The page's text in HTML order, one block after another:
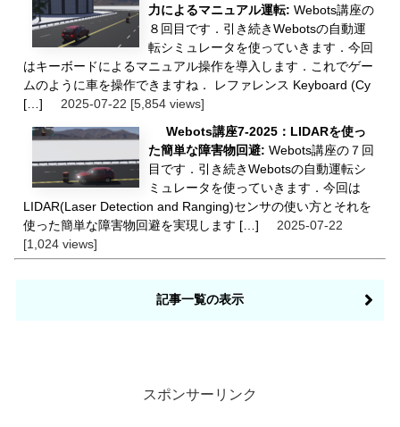
力によるマニュアル運転: Webots講座の
８回目です．引き続きWebotsの自動運
転シミュレータを使っていきます．今回
はキーボードによるマニュアル操作を導入します．これでゲー
ムのように車を操作できますね． レファレンス Keyboard (Cy
[…]
2025-07-22 [5,854 views]
Webots講座7-2025：LIDARを使っ
た簡単な障害物回避: Webots講座の７回
目です．引き続きWebotsの自動運転シ
ミュレータを使っていきます．今回は
LIDAR(Laser Detection and Ranging)センサの使い方とそれを
使った簡単な障害物回避を実現します […]
2025-07-22
[1,024 views]
記事一覧の表示
スポンサーリンク